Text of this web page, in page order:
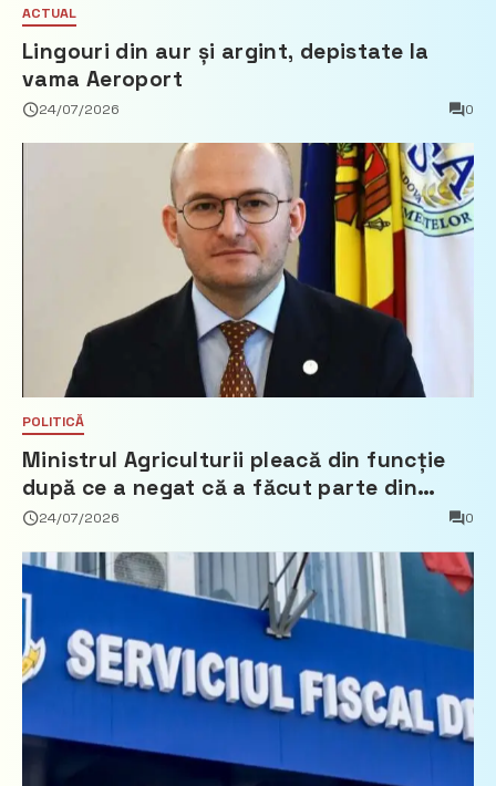
ACTUAL
Lingouri din aur și argint, depistate la
vama Aeroport
24/07/2026 0
POLITICĂ
Ministrul Agriculturii pleacă din funcție
după ce a negat că a făcut parte din
Partidul Democrat
24/07/2026 0